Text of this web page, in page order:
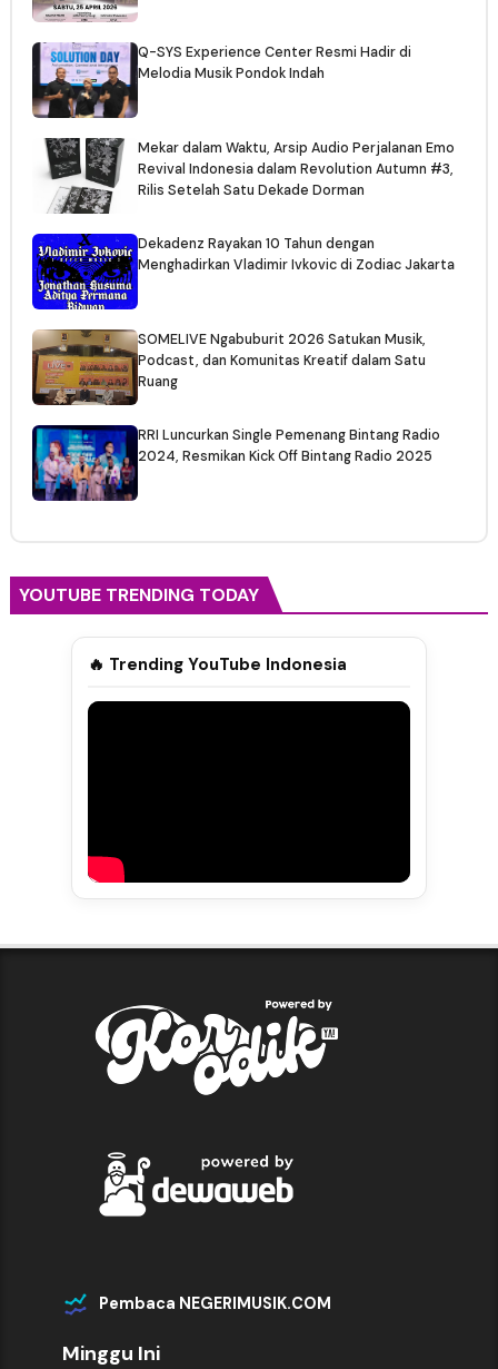
Q-SYS Experience Center Resmi Hadir di
Melodia Musik Pondok Indah
Mekar dalam Waktu, Arsip Audio Perjalanan Emo
Revival Indonesia dalam Revolution Autumn #3,
Rilis Setelah Satu Dekade Dorman
Dekadenz Rayakan 10 Tahun dengan
Menghadirkan Vladimir Ivkovic di Zodiac Jakarta
SOMELIVE Ngabuburit 2026 Satukan Musik,
Podcast, dan Komunitas Kreatif dalam Satu
Ruang
RRI Luncurkan Single Pemenang Bintang Radio
2024, Resmikan Kick Off Bintang Radio 2025
YOUTUBE TRENDING TODAY
🔥 Trending YouTube Indonesia
Pembaca NEGERIMUSIK.COM
Minggu Ini